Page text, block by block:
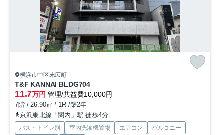
横浜市中区末広町
T&F KANNAI BLDG704
11.7万円 管理/共益費10,000円
7階 / 26.90㎡ / 1R /築2年
京浜東北線「関内」駅 徒歩4分
バス・トイレ別 室内洗濯機置場 エアコン
バルコニー